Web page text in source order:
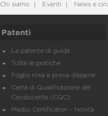
Chi siamo Eventi News e
Patenti
La patente di guida
Tutte le pratiche
Foglio rosa e prove d’esame
Carta di Qualificazione del
Conducente (CQC)
Medici Certificatori - Novità